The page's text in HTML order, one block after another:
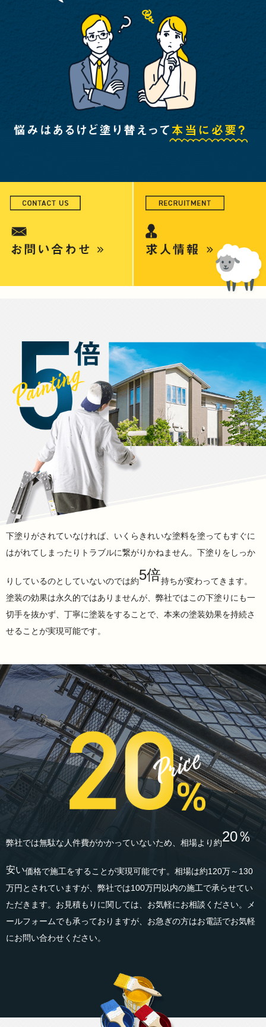
下塗りがされていなければ、いくらきれいな塗料を塗ってもすぐに
はがれてしまったりトラブルに繋がりかねません。下塗りをしっか
りしているのとしていないのでは約5倍持ちが変わってきます。
塗装の効果は永久的ではありませんが、弊社ではこの下塗りにも一
切手を抜かず、丁寧に塗装をすることで、本来の塗装効果を持続さ
せることが実現可能です。
弊社では無駄な人件費がかかっていないため、相場より約20％
安い価格で施工をすることが実現可能です。相場は約120万～130
万円とされていますが、弊社では100万円以内の施工で承らせてい
ただきます。お見積もりに関しては、お気軽にお相談ください。メ
ールフォームでも承っておりますが、お急ぎの方はお電話でお気軽
にお問い合わせください。